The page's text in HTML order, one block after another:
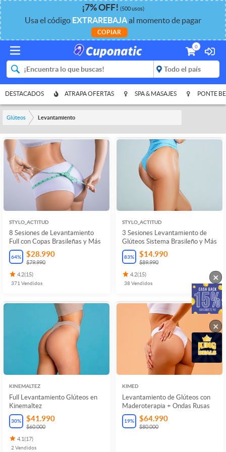
¡7%OFF! (500 usos)
Usa el código EXTRAREBAJAal momento de pagar
COPIAR
0
DESTACADOS ATRAPA OFERTAS SPA & MASAJES PONTE
Glúteos Levantamiento
STYLO_ACTITUD
8 Sesiones de Levantamiento
Full con Copas Brasileñas y Más
64% $28.990
$79.990
4.2(15)
371 Vendidos
STYLO_ACTITUD
3 Sesiones Levantamiento de
Glúteos Sistema Brasileño y Más
83% $14.990
$89.990
4.2(15)
38Vendidos
KINEMALTEZ
Full Levantamiento Glúteos en
Kinemaltez
30% $41.990
$60.000
4.1(17)
2 Vendidos
KIMED
Levantamiento de Glúteos con
Maderoterapia + Ondas Rusas
19% $64.990
$80.000
×
×